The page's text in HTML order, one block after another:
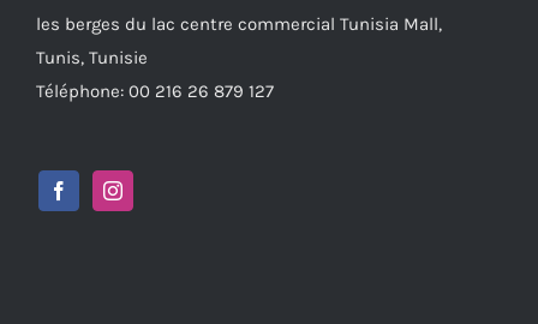
les berges du lac centre commercial Tunisia Mall,
Tunis, Tunisie
Téléphone: 00 216 26 879 127